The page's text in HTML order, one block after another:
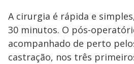
A cirurgia é rápida e
30 minutos. O pós-
acompanhado de perto
castração, nos três